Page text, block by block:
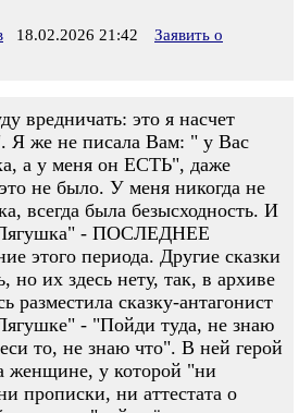
18.02.2026 21:42
Заявить о
вредничать: это я насчет
Я же не писала Вам: " у Вас
а у меня он ЕСТЬ", даже
не было. У меня никогда не
всегда была безысходность. И
- ПОСЛЕДНЕЕ
этого периода. Другие сказки
но их здесь нету, так, в архиве
разместила сказку-антагонист
- "Пойди туда, не знаю
то, не знаю что". В ней герой
женщине, у которой "ни
прописки, ни аттестата о